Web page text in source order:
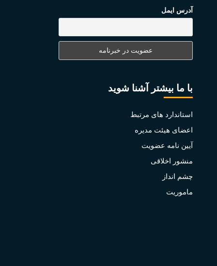
آدرس ایمل
با ما بیشتر آشنا شوید
استاندارد های مرتبط
اعضای هیئت مدیره
آیین نامه عضویت
منشور اخلاقی
چشم انداز
ماموریت